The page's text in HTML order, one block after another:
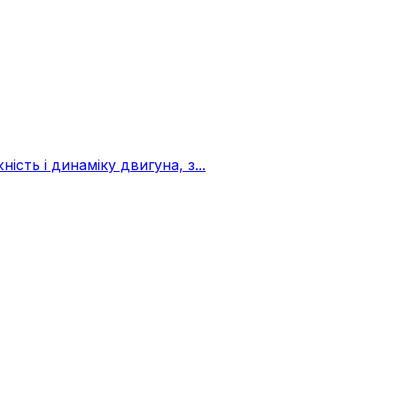
і динаміку двигуна, з...